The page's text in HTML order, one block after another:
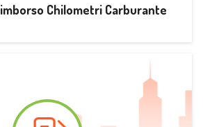
Chilometri Carburante